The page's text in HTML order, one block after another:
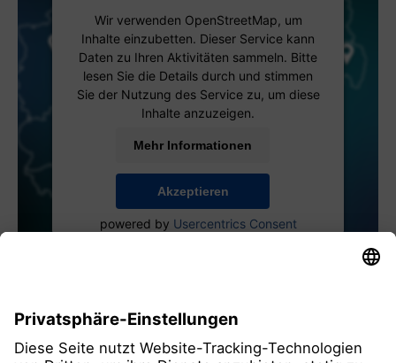
Wir verwenden OpenStreetMap, um
Inhalte einzubetten. Dieser Service kann
Daten zu Ihren Aktivitäten sammeln. Bitte
lesen Sie die Details durch und stimmen
Sie der Nutzung des Service zu, um diese
Inhalte anzuzeigen.
Mehr Informationen
Akzeptieren
powered by Usercentrics Consent
alle Mitglieder